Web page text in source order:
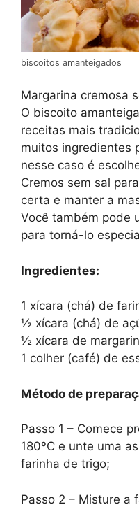
biscoitos amanteigados
Margarina cremosa
O biscoito
receitas mais
muitos ingredientes
nesse caso é
Cremos sem sal
certa e manter a
Você também pode
para torná-lo
Ingredientes:
1 xícara (chá) de
½ xícara (chá) de
½ xícara de
1 colher (café) de
Método de
Passo 1 – Comece
180ºC e unte uma
farinha de trigo;
Passo 2 – Misture a